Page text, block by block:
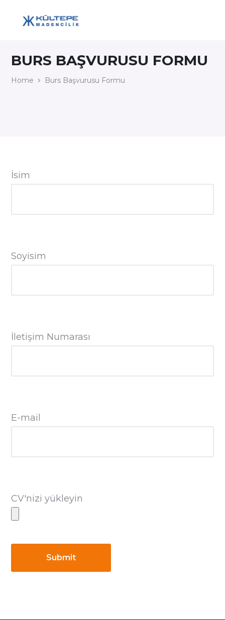
BURS BAŞVURUSU FORMU
Home Burs Başvurusu Formu
İsim
Soyisim
İletişim Numarası
E-mail
CV'nizi yükleyin